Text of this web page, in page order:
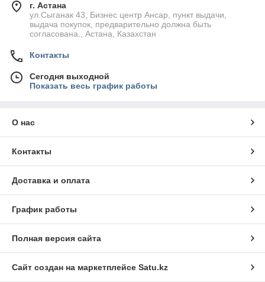
г. Астана
ул.Сыганак 43, Бизнес центр Ансар, пункт выдачи,
выдача покупок, предварительно должна быть
согласована., Астана, Казахстан
Контакты
Сегодня выходной
Показать весь график работы
О нас
Контакты
Доставка и оплата
График работы
Полная версия сайта
Сайт создан на маркетплейсе Satu.kz